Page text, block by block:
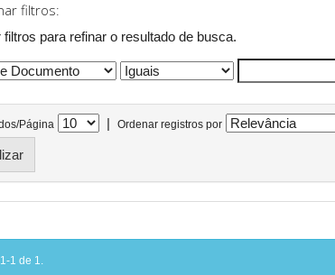
filtros:
filtros para refinar o resultado de busca.
Página | Ordenar registros por
1 de 1.